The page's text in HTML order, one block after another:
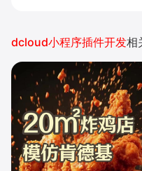
dcloud小程序插件开发相